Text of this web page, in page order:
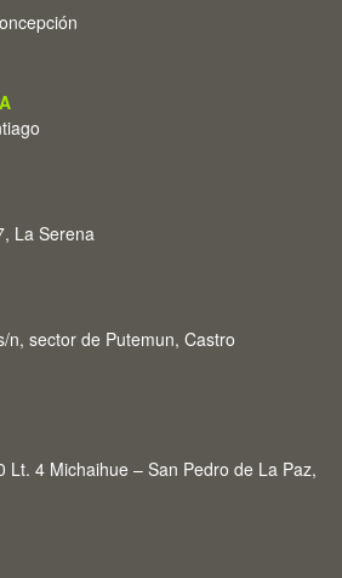
La Serena
n, sector de Putemun, Castro
Lt. 4 Michaihue – San Pedro de La Paz,